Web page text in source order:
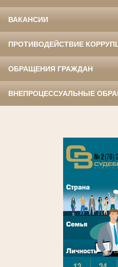
ВАКАНСИИ
ПРОТИВОДЕЙСТВИЕ
ОБРАЩЕНИЯ ГРАЖДАН
ВНЕПРОЦЕССУАЛЬНЫЕ